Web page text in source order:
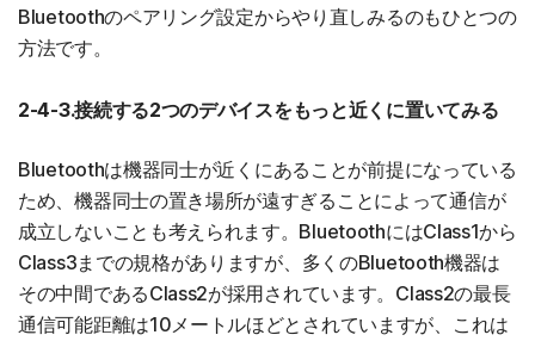
Bluetoothのペアリング設定からやり直しみるのもひとつの
方法です。
2-4-3.接続する2つのデバイスをもっと近くに置いてみる
Bluetoothは機器同士が近くにあることが前提になっている
ため、機器同士の置き場所が遠すぎることによって通信が
成立しないことも考えられます。BluetoothにはClass1から
Class3までの規格がありますが、多くのBluetooth機器は
その中間であるClass2が採用されています。Class2の最長
通信可能距離は10メートルほどとされていますが、これは